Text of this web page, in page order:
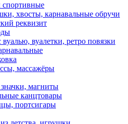
хвосты, карнавальные обручи
реквизит
вуалетки, ретро повязки
массажёры
магниты
канцтовары
портсигары